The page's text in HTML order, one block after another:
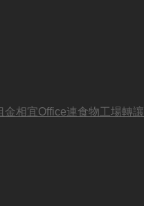
金相宜Office連食物工場轉讓